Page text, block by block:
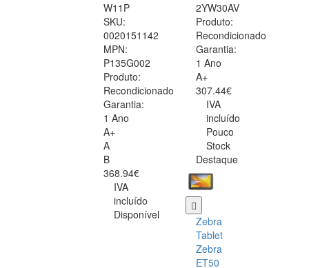
W11P
SKU:
0020151142
MPN:
P135G002
Produto:
Recondicionado
Garantia:
1 Ano
A+
A
B
368.94€
IVA
incluído
Disponível
2YW30AV
Produto:
Recondicionado
Garantia:
1 Ano
A+
307.44€
IVA
incluído
Pouco
Stock
Destaque
Zebra
Tablet
Zebra
ET50